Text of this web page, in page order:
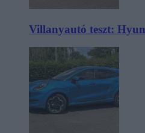
Villanyautó teszt: